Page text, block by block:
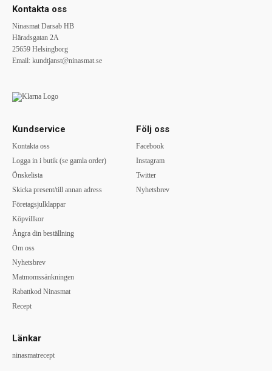
Kontakta oss
Ninasmat Darsab HB
Häradsgatan 2A
25659 Helsingborg
Email: kundtjanst@ninasmat.se
Kundservice
Kontakta oss
Logga in i butik (se gamla order)
Önskelista
Skicka present/till annan adress
Företagsjulklappar
Köpvillkor
Ångra din beställning
Om oss
Nyhetsbrev
Matmomssänkningen
Rabattkod Ninasmat
Recept
Följ oss
Facebook
Instagram
Twitter
Nyhetsbrev
Länkar
ninasmatrecept